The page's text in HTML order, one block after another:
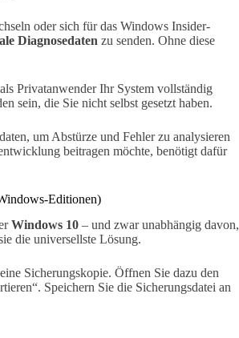
oder sich für das Windows Insider-
Diagnosedaten zu senden. Ohne diese
Privatanwender Ihr System vollständig
sein, die Sie nicht selbst gesetzt haben.
um Abstürze und Fehler zu analysieren
beitragen möchte, benötigt dafür
Editionen)
Windows 10 – und zwar unabhängig davon,
die universellste Lösung.
Sicherungskopie. Öffnen Sie dazu den
Speichern Sie die Sicherungsdatei an